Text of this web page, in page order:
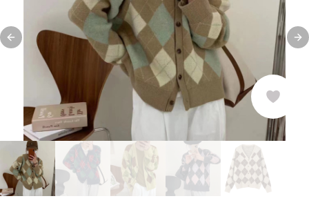
Previous slide